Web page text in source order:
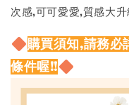
次感,可可愛愛,質感大
購買須知,請務必
條件喔!!